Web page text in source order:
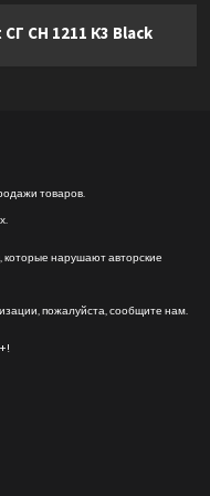
СН 1211 К3 Black
товаров.
нарушают авторские
пожалуйста, сообщите нам.